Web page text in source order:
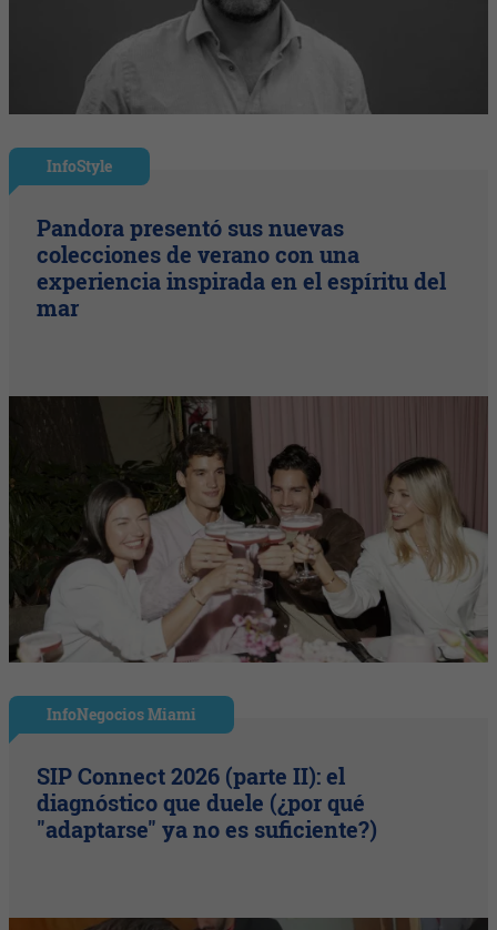
InfoStyle
Pandora presentó sus nuevas
colecciones de verano con una
experiencia inspirada en el espíritu del
mar
InfoNegocios Miami
SIP Connect 2026 (parte II): el
diagnóstico que duele (¿por qué
"adaptarse" ya no es suficiente?)